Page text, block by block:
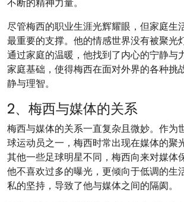
尽管梅西的职业生涯光辉耀眼，但家庭生
最重要的支撑。他的情感世界没有被聚光
通过家庭的温暖，他找到了内心的宁静与
家庭基础，使得梅西在面对外界的各种挑
静与理智。
2、梅西与媒体的关系
梅西与媒体的关系一直复杂且微妙。作为
球运动员之一，梅西时常出现在媒体的聚
其他一些足球明星不同，梅西向来对媒体
他不喜欢过多的曝光，更倾向于低调的生
私的坚持，导致了他与媒体之间的隔阂。